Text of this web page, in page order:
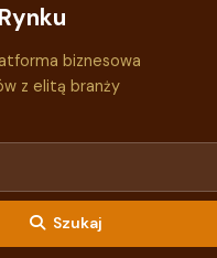
biznesowa
z elitą branży
Szukaj